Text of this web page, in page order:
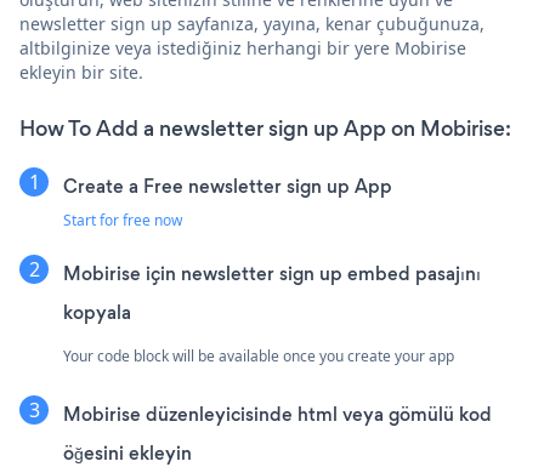
newsletter sign up sayfanıza, yayına, kenar çubuğunuza,
altbilginize veya istediğiniz herhangi bir yere Mobirise
ekleyin bir site.
How To Add a newsletter sign up App on Mobirise:
Create a Free newsletter sign up App
Start for free now
Mobirise için newsletter sign up embed pasajını
kopyala
Your code block will be available once you create your app
Mobirise düzenleyicisinde html veya gömülü kod
öğesini ekleyin